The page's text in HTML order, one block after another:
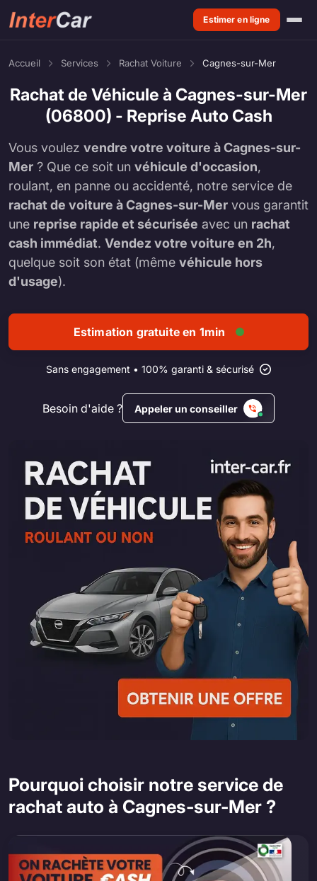
Estimer en ligne
Accueil Services Rachat Voiture Cagnes-sur-Mer
Rachat de Véhicule à Cagnes-sur-Mer
(06800) - Reprise Auto Cash
Vous voulez vendre votre voiture à Cagnes-sur-
Mer ? Que ce soit un véhicule d'occasion,
roulant, en panne ou accidenté, notre service de
rachat de voiture à Cagnes-sur-Mer vous garantit
une reprise rapide et sécurisée avec un rachat
cash immédiat. Vendez votre voiture en 2h,
quelque soit son état (même véhicule hors
d'usage).
Estimation gratuite en 1min
Sans engagement • 100% garanti & sécurisé
Besoin d'aide ? Appeler un conseiller
Pourquoi choisir notre service de
rachat auto à Cagnes-sur-Mer ?